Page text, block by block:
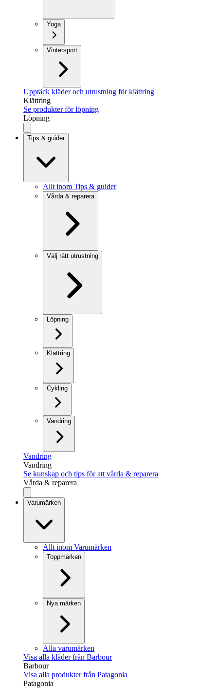
Yoga
Vintersport
Upptäck kläder och utrustning för klättring
Klättring
Se produkter för löpning
Löpning
Tips & guider
Allt inom Tips & guider
Vårda & reparera
Välj rätt utrustning
Löpning
Klättring
Cykling
Vandring
Vandring
Vandring
Se kunskap och tips för att vårda & reparera
Vårda & reparera
Varumärken
Allt inom Varumärken
Toppmärken
Nya märken
Alla varumärken
Visa alla kläder från Barbour
Barbour
Visa alla produkter från Patagonia
Patagonia